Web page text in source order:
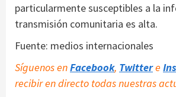
particularmente susceptibles a la
transmisión comunitaria es alta.
Fuente: medios internacionales
Síguenos enFacebook, Twittere
recibir en directo todas nuestras